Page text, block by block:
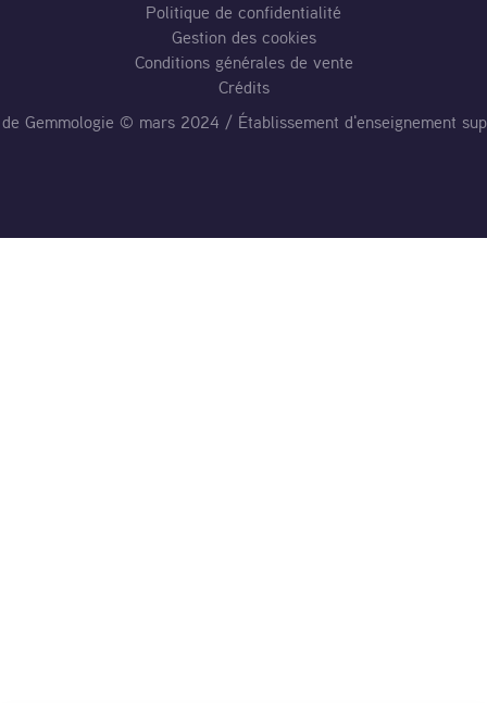
Politique de confidentialité
Gestion des cookies
Conditions générales de vente
Crédits
Gemmologie © mars 2024 / Établissement d'enseignement